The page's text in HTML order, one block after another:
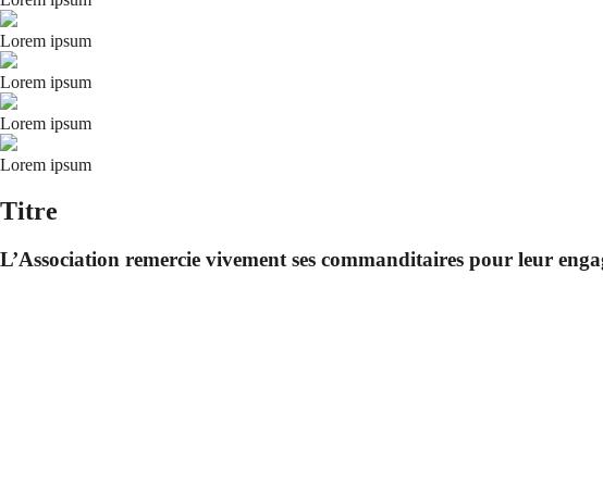
Lorem ipsum
Lorem ipsum
Lorem ipsum
Lorem ipsum
Titre
L’Association remercie vivement ses commanditaires pour leur